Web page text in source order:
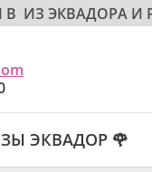
В ИЗ ЭКВАДОРА И
ЭКВАДОР 🌹